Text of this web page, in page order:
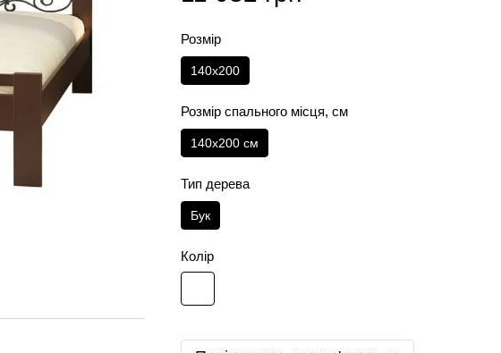
Розмір
140х200
Розмір спального місця, см
140х200 см
Тип дерева
Бук
Колір